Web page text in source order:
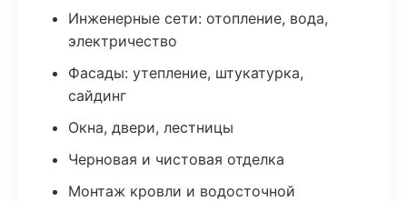
Инженерные сети: отопление, вода,
электричество
Фасады: утепление, штукатурка,
сайдинг
Окна, двери, лестницы
Черновая и чистовая отделка
Монтаж кровли и водосточной